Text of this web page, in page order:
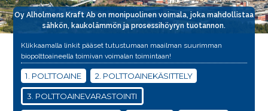
Oy Alholmens Kraft Ab on monipuolinen voimala, joka mahdollistaa
sähkön, kaukolämmön ja prosessihöyryn tuotannon.
Klikkaamalla linkit pääset tutustumaan maailman suurimman
biopolttoaineella toimivan voimalan toimintaan!
1. POLTTOAINE 2. POLTTOAINEKÄSITTELY
3. POLTTOAINEVARASTOINTI